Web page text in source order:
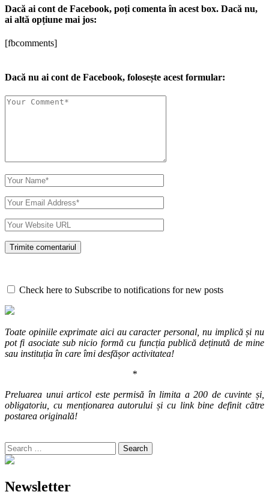
Dacă ai cont de Facebook, poți comenta în acest box. Dacă nu,
ai altă opțiune mai jos:
[fbcomments]
Dacă nu ai cont de Facebook, folosește acest formular:
Check here to Subscribe to notifications for new posts
Toate opiniile exprimate aici au caracter personal, nu implică și nu
pot fi asociate sub nicio formă cu funcția publică deținută de mine
sau instituția în care îmi desfășor activitatea!
*
Preluarea unui articol este permisă în limita a 200 de cuvinte și,
obligatoriu, cu menționarea autorului și cu link bine definit către
postarea originală!
Search
for:
Newsletter